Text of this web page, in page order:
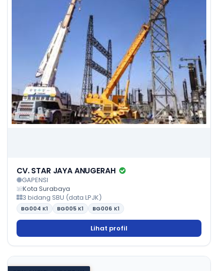
CV. STAR JAYA ANUGERAH
GAPENSI
Kota Surabaya
3 bidang SBU (data LPJK)
BG004 K1 BG005 K1 BG006 K1
Lihat profil